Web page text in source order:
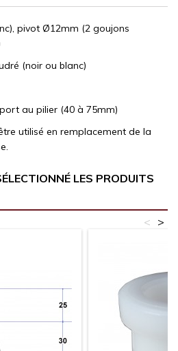
pivot Ø12mm (2 goujons
(noir ou blanc)
au pilier (40 à 75mm)
utilisé en remplacement de la
LES PRODUITS
>
<